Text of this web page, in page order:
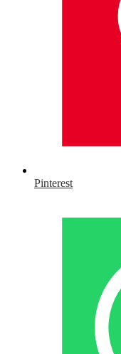
Pinterest